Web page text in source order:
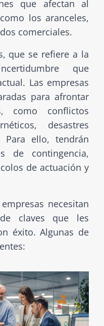
que afectan al
los aranceles,
comerciales.
que se refiere a la
que
Las empresas
para afrontar
como conflictos
desastres
Para ello, tendrán
de contingencia,
de actuación y
necesitan
claves que les
éxito. Algunas de